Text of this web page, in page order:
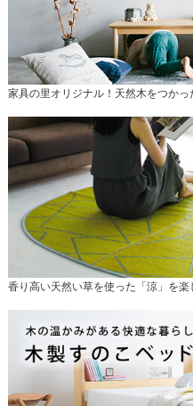
家具の里オリジナル！天然木をつかっ
香り高い天然い草を使った「涼」を楽